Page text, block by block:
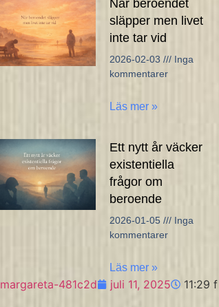
När beroendet
släpper men livet
inte tar vid
2026-02-03
Inga
kommentarer
Läs mer »
Ett nytt år väcker
existentiella
frågor om
beroende
2026-01-05
Inga
kommentarer
Läs mer »
margareta-481c2d juli 11, 2025 11:29